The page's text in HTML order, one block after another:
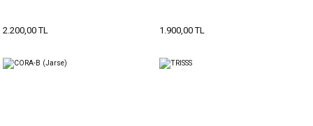
2.200,00 TL 1.900,00 TL